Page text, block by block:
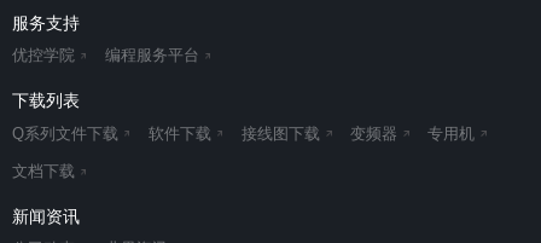
服务支持
优控学院 编程服务平台
下载列表
Q系列文件下载 软件下载 接线图下载 变频器 专用机
文档下载
新闻资讯